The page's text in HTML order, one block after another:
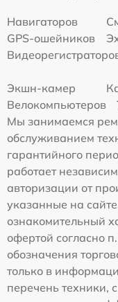
Навигаторов
GPS-ошейников
Экшн-камер
Велокомпьютеров
Мы занимаемся
обслуживанием
гарантийного
работает
авторизации от
указанные на
ознакомительный
офертой согласно
обозначения
только в
перечень техники,